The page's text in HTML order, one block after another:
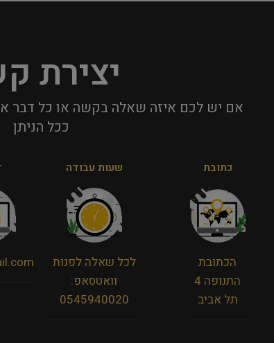
יצירת
אם יש לכם איזה שאלה בקשה או כל דבר
ככל הניתן​
כתובת
הכתובת
התנופה 4
תל אביב
שעות עבודה
לכל שאלה לפנות
וואטסאפ:
0545940020